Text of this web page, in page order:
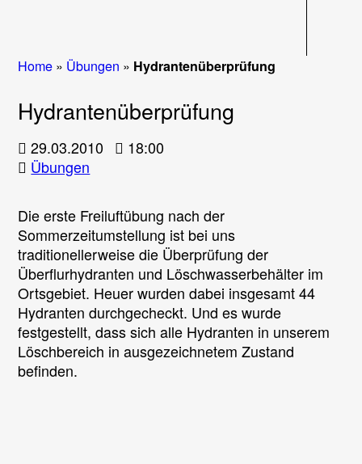
Home » Übungen » Hydrantenüberprüfung
Hydrantenüberprüfung
29.03.2010
18:00
Übungen
Die erste Freiluftübung nach der
Sommerzeitumstellung ist bei uns
traditionellerweise die Überprüfung der
Überflurhydranten und Löschwasserbehälter im
Ortsgebiet. Heuer wurden dabei insgesamt 44
Hydranten durchgecheckt. Und es wurde
festgestellt, dass sich alle Hydranten in unserem
Löschbereich in ausgezeichnetem Zustand
befinden.